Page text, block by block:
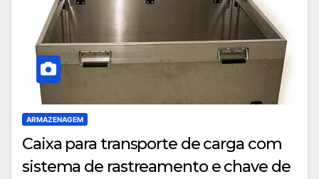
ARMAZENAGEM
Caixa para transporte de carga com
sistema de rastreamento e chave de